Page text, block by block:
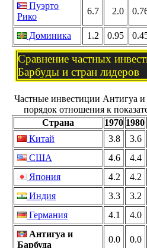
Пуэрто
Рико
6.7 2.0
Доминика 1.2 0.95
Сравнение частных
Барбуды и стран лидеров
Частные инвестиции Антигуа и
порядок отношения к
Страна
1970 1980
Китай
3.8 3.6
США
4.6 4.4
Япония
4.2 4.2
Индия
3.3 3.2
Германия
4.1 4.0
Антигуа и
Барбуда
0.0 0.0